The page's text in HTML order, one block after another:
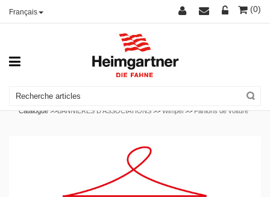
Français (0)
Catalogue >>BANNIÈRES D'ASSOCIATIONS >>Wimpel >>Fanions de voiture